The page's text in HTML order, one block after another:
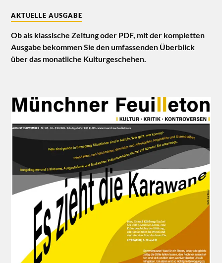
AKTUELLE AUSGABE
Ob als klassische Zeitung oder PDF, mit der kompletten
Ausgabe bekommen Sie den umfassenden Überblick
über das monatliche Kulturgeschehen.